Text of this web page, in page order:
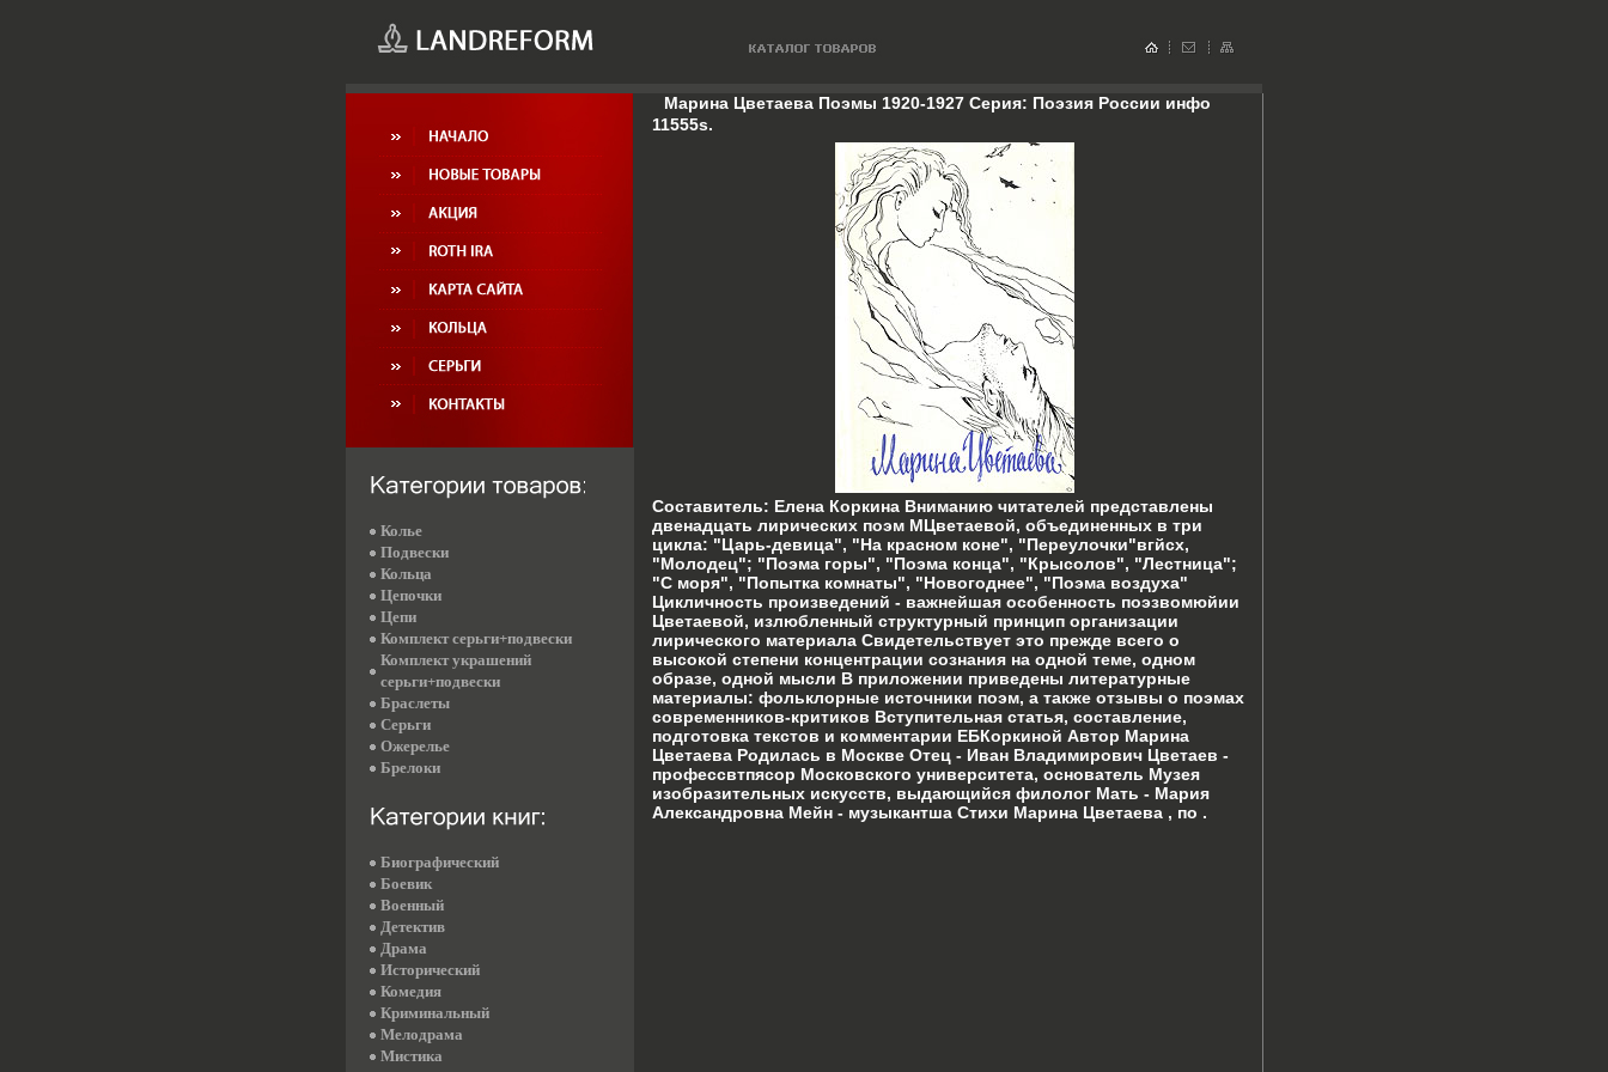
Марина Цветаева Поэмы 1920-1927 Серия: Поэзия России инфо
11555s.
Составитель: Елена Коркина Вниманию читателей представлены
двенадцать лирических поэм МЦветаевой, объединенных в три
цикла: "Царь-девица", "На красном коне", "Переулочки"вгйсх,
"Молодец"; "Поэма горы", "Поэма конца", "Крысолов", "Лестница";
"С моря", "Попытка комнаты", "Новогоднее", "Поэма воздуха"
Цикличность произведений - важнейшая особенность поэзвомюйии
Цветаевой, излюбленный структурный принцип организации
лирического материала Свидетельствует это прежде всего о
высокой степени концентрации сознания на одной теме, одном
образе, одной мысли В приложении приведены литературные
материалы: фольклорные источники поэм, а также отзывы о поэмах
современников-критиков Вступительная статья, составление,
подготовка текстов и комментарии ЕБКоркиной Автор Марина
Цветаева Родилась в Москве Отец - Иван Владимирович Цветаев -
профессвтпясор Московского университета, основатель Музея
изобразительных искусств, выдающийся филолог Мать - Мария
Александровна Мейн - музыкантша Стихи Марина Цветаева , по .
Колье
Подвески
Кольца
Цепочки
Цепи
Комплект серьги+подвески
Комплект украшений
серьги+подвески
Браслеты
Серьги
Ожерелье
Брелоки
Биографический
Боевик
Военный
Детектив
Драма
Исторический
Комедия
Криминальный
Мелодрама
Мистика